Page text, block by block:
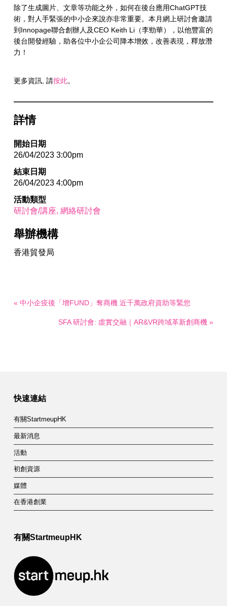
除了生成圖片、文章等功能之外，如何在後台應用ChatGPT技
術，對人手緊張的中小企來說亦非常重要。本月網上研討會邀請
到Innopage聯合創辦人及CEO Keith Li（李勁華），以他豐富的
後台開發經驗，助各位中小企公司降本增效，改善表現，釋放潛
力！
更多資訊, 請按此。
詳情
開始日期
26/04/2023 3:00pm
結束日期
26/04/2023 4:00pm
活動類型
研討會/講座 網絡研討會
舉辦機構
香港貿發局
« 中小企疫後「增FUND」奪商機 近千萬政府資助等緊您
SFA 研討會: 虛實交融｜AR&VR跨域革新創商機 »
快速連結
有關StartmeupHK
最新消息
活動
初創資源
媒體
在香港創業
有關StartmeupHK